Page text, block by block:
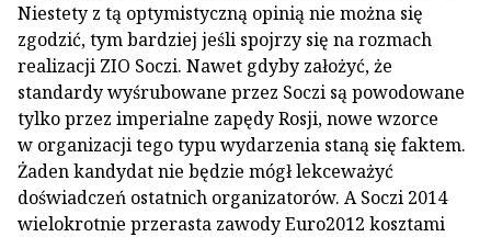
Niestety z tą optymistyczną opinią nie można się
zgodzić, tym bardziej jeśli spojrzy się na rozmach
realizacji ZIO Soczi. Nawet gdyby założyć, że
standardy wyśrubowane przez Soczi są powodowane
tylko przez imperialne zapędy Rosji, nowe wzorce
w organizacji tego typu wydarzenia staną się faktem.
Żaden kandydat nie będzie mógł lekceważyć
doświadczeń ostatnich organizatorów. A Soczi 2014
wielokrotnie przerasta zawody Euro2012 kosztami